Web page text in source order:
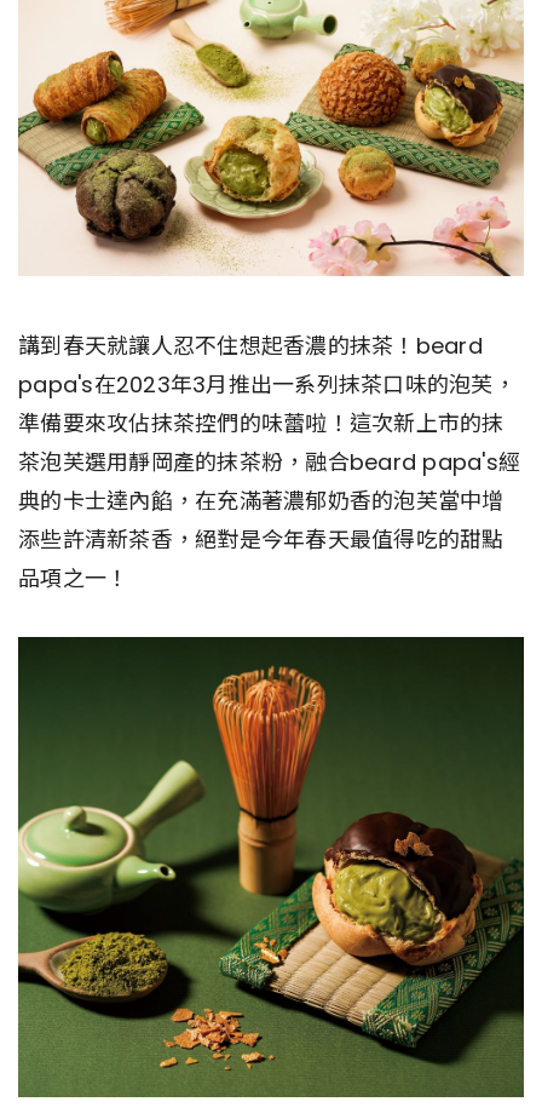
講到春天就讓人忍不住想起香濃的抹茶！beard
papa's在2023年3月推出一系列抹茶口味的泡芙，
準備要來攻佔抹茶控們的味蕾啦！這次新上市的抹
茶泡芙選用靜岡產的抹茶粉，融合beard papa's經
典的卡士達內餡，在充滿著濃郁奶香的泡芙當中增
添些許清新茶香，絕對是今年春天最值得吃的甜點
品項之一！